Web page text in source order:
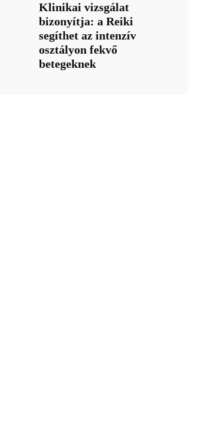
Klinikai vizsgálat
bizonyítja: a Reiki
segíthet az intenzív
osztályon fekvő
betegeknek